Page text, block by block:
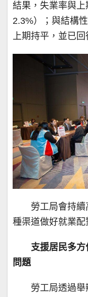
結果，失業率與
2.3%）；與結構
上期持平，並已回
勞工局會持
種渠道做好就業配
支援居民多
問題
勞工局透過